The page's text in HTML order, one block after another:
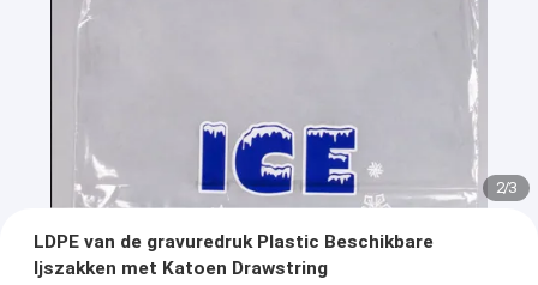
2/3
LDPE van de gravuredruk Plastic Beschikbare
Ijszakken met Katoen Drawstring